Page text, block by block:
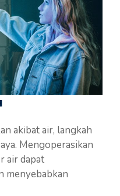
akibat air, langkah
Mengoperasikan
air dapat
menyebabkan